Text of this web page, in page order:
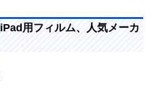
用フィルム、人気メーカ